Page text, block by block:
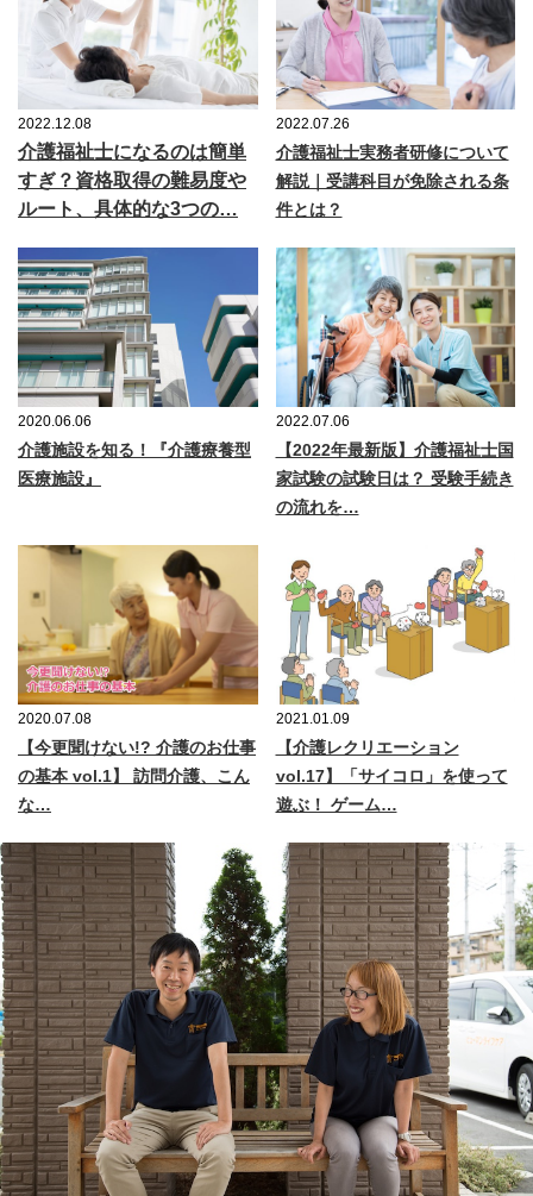
2022.12.08
介護福祉士になるのは簡単
すぎ？資格取得の難易度や
ルート、具体的な3つの…
2022.07.26
介護福祉士実務者研修について
解説｜受講科目が免除される条
件とは？
2020.06.06
介護施設を知る！『介護療養型
医療施設』
2022.07.06
【2022年最新版】介護福祉士国
家試験の試験日は？ 受験手続き
の流れを…
2020.07.08
【今更聞けない!? 介護のお仕事
の基本 vol.1】 訪問介護、こん
な…
2021.01.09
【介護レクリエーション
vol.17】「サイコロ」を使って
遊ぶ！ ゲーム…